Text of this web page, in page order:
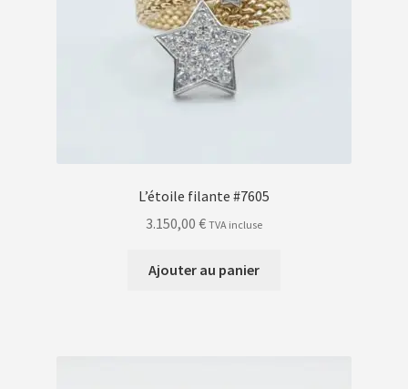
L’étoile filante #7605
3.150,00 € TVA incluse
Ajouter au panier